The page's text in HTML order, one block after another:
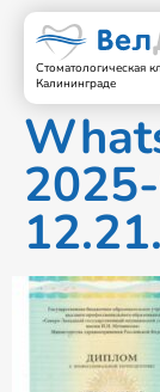
Стоматологическая
Калининграде